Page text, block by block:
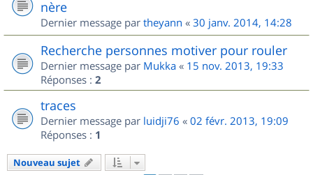
nère
Dernier message par theyann « 30 janv. 2014, 14:28
Recherche personnes motiver pour rouler
Dernier message par Mukka « 15 nov. 2013, 19:33
Réponses : 2
traces
Dernier message par luidji76 « 02 févr. 2013, 19:09
Réponses : 1
Nouveau sujet